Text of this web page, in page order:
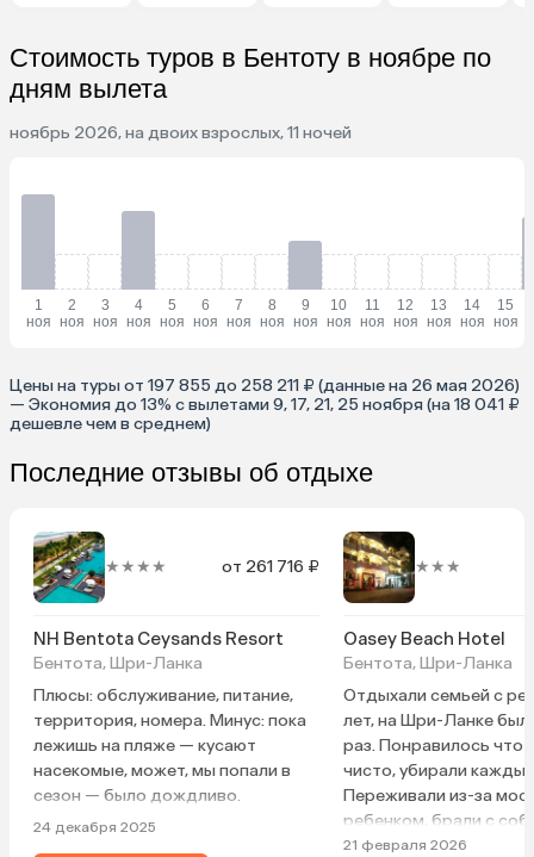
Стоимость туров в Бентоту в ноябре по
дням вылета
ноябрь 2026, на двоих взрослых, 11 ночей
1
ноя
2
ноя
3
ноя
4
ноя
5
ноя
6
ноя
7
ноя
8
ноя
9
ноя
10
ноя
11
ноя
12
ноя
13
ноя
14
ноя
15
ноя
Цены на туры от 197 855 до 258 211 ₽ (данные на 26 мая 2026)
— Экономия до 13% с вылетами 9, 17, 21, 25 ноября (на 18 041 ₽
дешевле чем в среднем)
Последние отзывы об отдыхе
★★★★ от 261 716 ₽
NH Bentota Ceysands Resort
Бентота, Шри-Ланка
Плюсы: обслуживание, питание,
территория, номера. Минус: пока
лежишь на пляже — кусают
насекомые, может, мы попали в
сезон — было дождливо.
24 декабря 2025
★★★
Oasey Beach Hotel
Бентота, Шри-Ланка
Отдыхали семьей с
лет, на Шри-Ланке
раз. Понравилось что
чисто, убирали
Переживали из-за
ребенком, брали с
репелленты, но в
21 февраля 2026